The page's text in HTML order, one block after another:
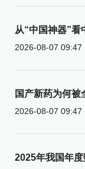
从“中国神器”
2026-08-07 09:47
国产新药为何被
2026-08-07 09:47
2025年我国年